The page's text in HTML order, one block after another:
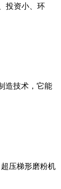
投资小、环
造技术，它能
压梯形磨粉机